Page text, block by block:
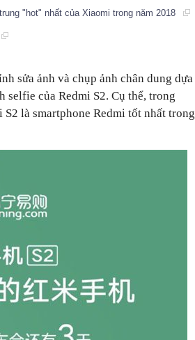
"hot" nhất của Xiaomi trong năm 2018
sửa ảnh và chụp ảnh chân dung dựa
của Redmi S2. Cụ thể, trong
là smartphone Redmi tốt nhất trong